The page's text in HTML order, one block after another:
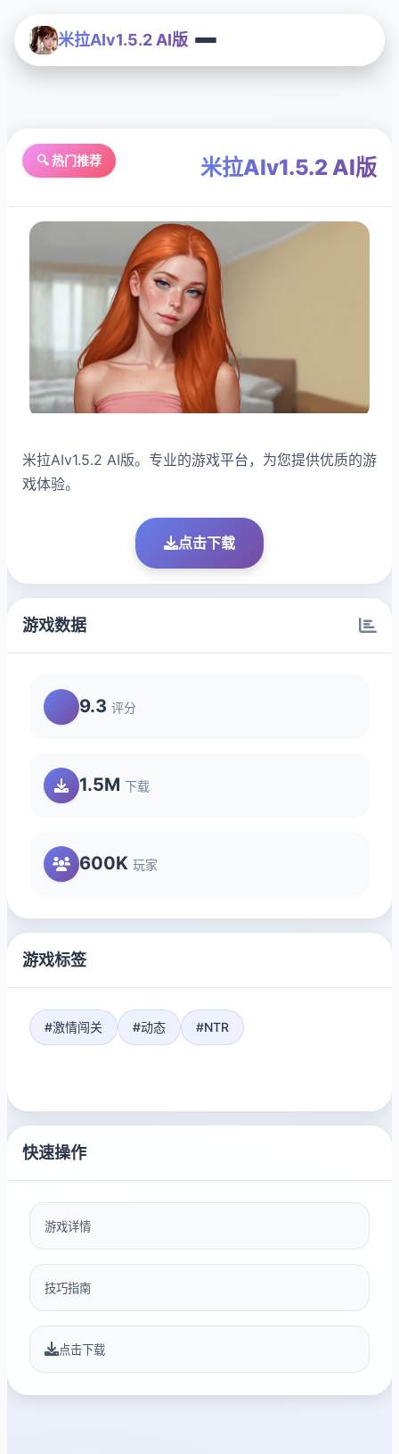
米拉AIv1.5.2 AI版
🔍 热门推荐 米拉AIv1.5.2 AI版
米拉AIv1.5.2 AI版。专业的游戏平台，为您提供优质的游
戏体验。
点击下载
游戏数据
9.3 评分
1.5M 下载
600K 玩家
游戏标签
#激情闯关 #动态 #NTR
快速操作
游戏详情
技巧指南
点击下载